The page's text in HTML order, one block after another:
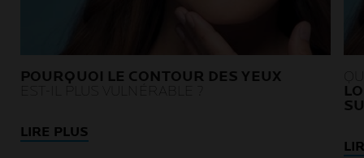
POURQUOI LE CONTOUR DES YEUX
LIRE PLUS